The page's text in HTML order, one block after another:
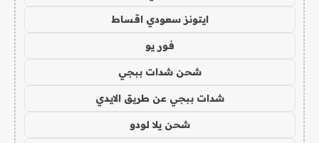
ايتونز سعودي اقساط
فور يو
شحن شدات ببجي
شدات ببجي عن طريق الايدي
شحن يلا لودو